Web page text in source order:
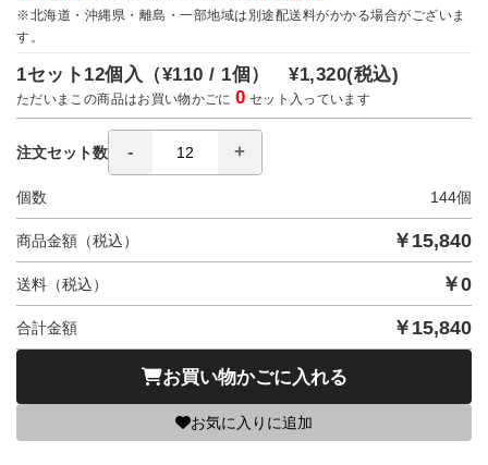
※北海道・沖縄県・離島・一部地域は別途配送料がかかる場合がございま
す。
1セット12個入（¥110 / 1個）¥1,320(税込)
ただいまこの商品はお買い物かごに0 セット入っています
注文セット数
個数 144個
商品金額（税込） ￥ 15,840
送料（税込） ￥0
合計金額 ￥ 15,840
お買い物かごに入れる
お気に入りに追加